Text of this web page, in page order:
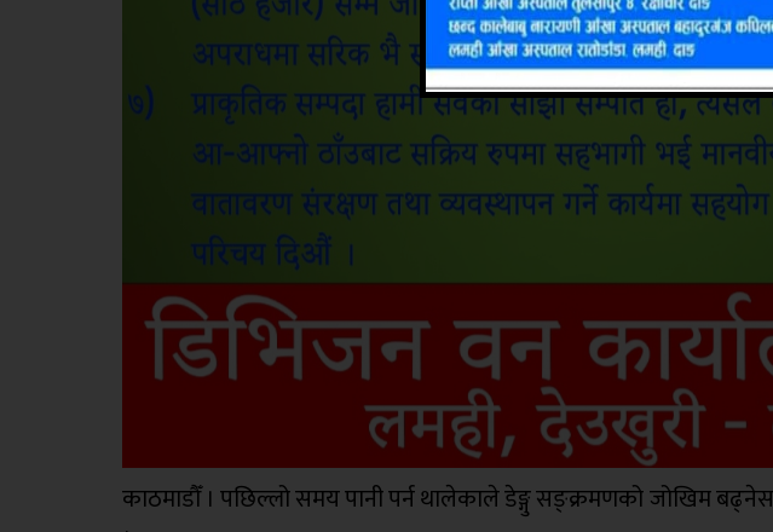
काठमाडौँ । पछिल्लो समय पानी पर्न थालेकाले डेङ्गु सङ्क्रमणको जोखिम